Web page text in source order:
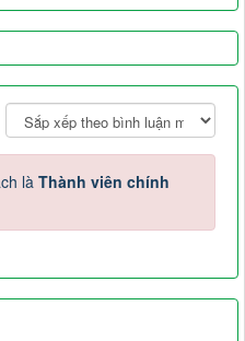
là Thành viên chính